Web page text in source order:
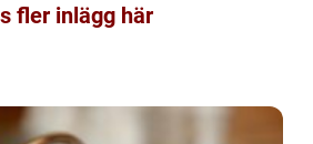
fler inlägg här